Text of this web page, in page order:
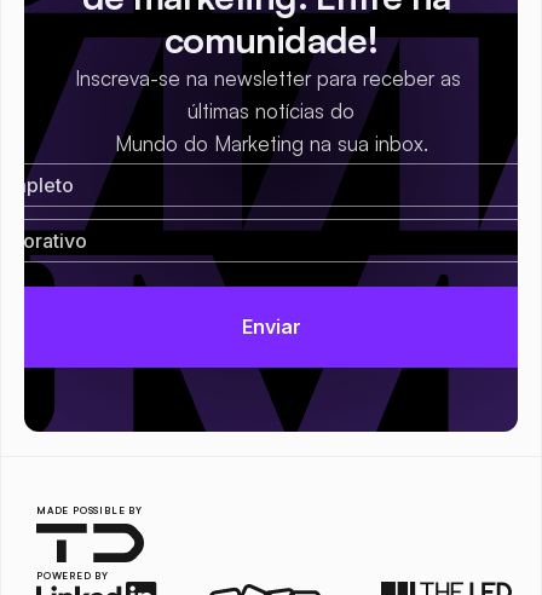
comunidade!
Inscreva-se na newsletter para receber as
últimas notícias do
Mundo do Marketing na sua inbox.
MADE POSSIBLE BY
POWERED BY